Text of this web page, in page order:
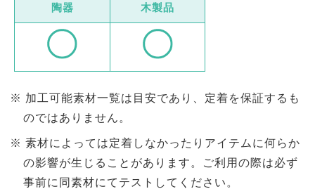
陶器 木製品
加工可能素材一覧は目安であり、定着を保証するも
のではありません。
素材によっては定着しなかったりアイテムに何らか
の影響が生じることがあります。ご利用の際は必ず
事前に同素材にてテストしてください。